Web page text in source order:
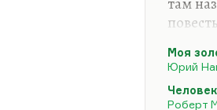
«В те
Моя
Юрий
Роберт